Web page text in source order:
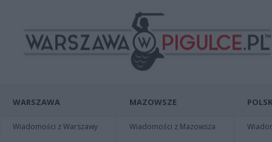
WARSZAWA
Wiadomości z Warszawy
MAZOWSZE
Wiadomości z Mazowsza